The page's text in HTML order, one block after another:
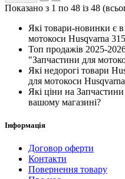
Показано з 1 по 48 із 48
Які товари-новинки є в
мотокоси Husqvarna 315
Топ продажів 2025-
"Запчастини для
Які недорогі товари
для мотокоси
Які ціни на
вашому магазині?
Інформація
Договор оферти
Контакти
Повернення товару